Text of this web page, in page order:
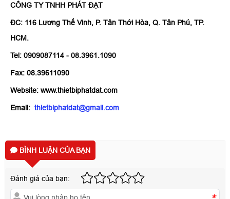
CÔNG TY TNHH PHÁT ĐẠT
ĐC: 116 Lương Thế Vinh, P. Tân Thới Hòa, Q. Tân Phú, TP.
HCM.
Tel: 0909087114 - 08.3961.1090
Fax: 08.39611090
Website: www.thietbiphatdat.com
Email: thietbiphatdat@gmail.com
BÌNH LUẬN CỦA BẠN
Đánh giá của bạn: